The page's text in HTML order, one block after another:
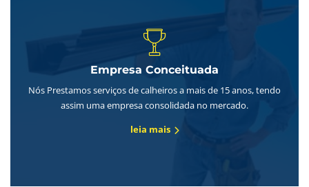
Empresa Conceituada
Nós Prestamos serviços de calheiros a mais de 15 anos, tendo
assim uma empresa consolidada no mercado.
leia mais